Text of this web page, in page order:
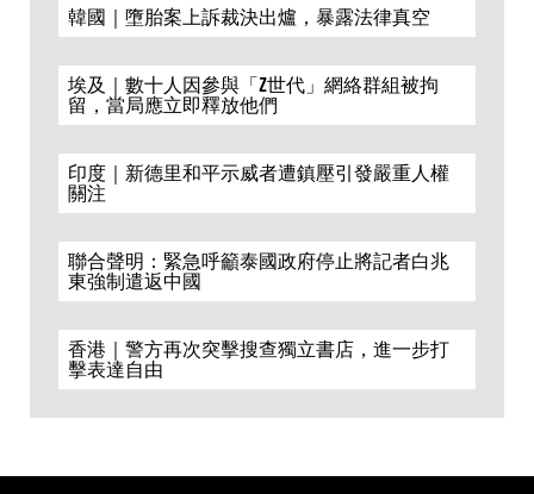
韓國｜墮胎案上訴裁決出爐，暴露法律真空
埃及｜數十人因參與「Z世代」網絡群組被拘
留，當局應立即釋放他們
印度｜新德里和平示威者遭鎮壓引發嚴重人權
關注
聯合聲明：緊急呼籲泰國政府停止將記者白兆
東強制遣返中國
香港｜警方再次突擊搜查獨立書店，進一步打
擊表達自由